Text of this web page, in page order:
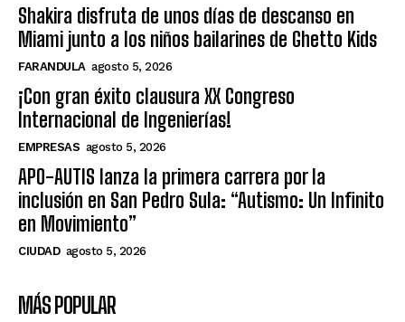
Shakira disfruta de unos días de descanso en
Miami junto a los niños bailarines de Ghetto Kids
FARANDULA agosto 5, 2026
¡Con gran éxito clausura XX Congreso
Internacional de Ingenierías!
EMPRESAS agosto 5, 2026
APO-AUTIS lanza la primera carrera por la
inclusión en San Pedro Sula: “Autismo: Un Infinito
en Movimiento”
CIUDAD agosto 5, 2026
MÁS POPULAR